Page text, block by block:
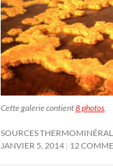
Cette galerie contient8 photos
SOURCES
JANVIER 5, 2014 12